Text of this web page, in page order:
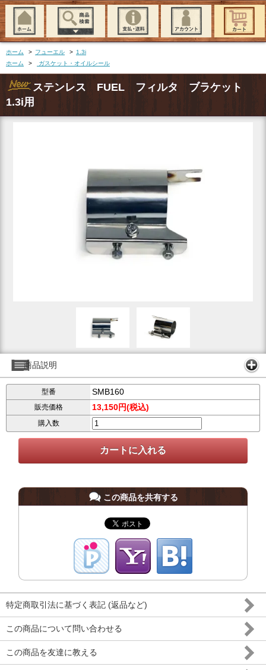
ホーム > フューエル > 1.3i
ホーム
> ガスケット・オイルシール
ステンレス FUEL フィルタ ブラケット
1.3i用
商品説明
型番 SMB160
販売価格 13,150円(税込)
購入数
この商品を共有する
特定商取引法に基づく表記 (返品など)
この商品について問い合わせる
この商品を友達に教える